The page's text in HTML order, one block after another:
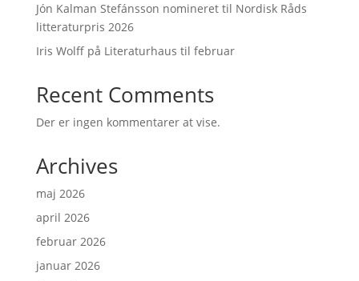
Jón Kalman Stefánsson nomineret til Nordisk Råds
litteraturpris 2026
Iris Wolff på Literaturhaus til februar
Recent Comments
Der er ingen kommentarer at vise.
Archives
maj 2026
april 2026
februar 2026
januar 2026